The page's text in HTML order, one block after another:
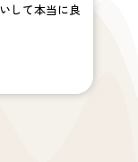
して本当に良